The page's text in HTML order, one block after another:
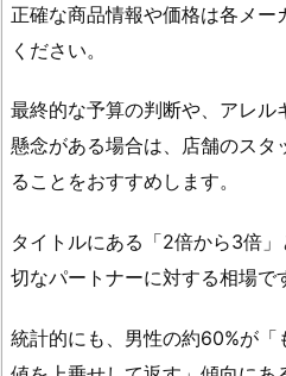
正確な商品情報や価格は各メ
ください。
最終的な予算の判断や、アレル
懸念がある場合は、店舗のスタ
ることをおすすめします。
タイトルにある「2倍から3倍
切なパートナーに対する相場で
統計的にも、男性の約60%が「